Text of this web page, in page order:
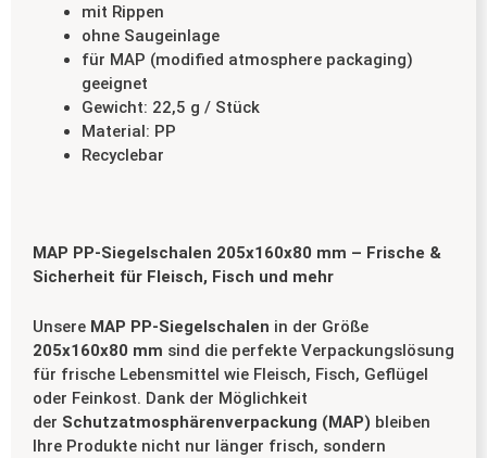
mit Rippen
ohne Saugeinlage
für MAP (modified atmosphere packaging)
geeignet
Gewicht: 22,5 g / Stück
Material: PP
Recyclebar
MAP PP-Siegelschalen 205x160x80 mm – Frische &
Sicherheit für Fleisch, Fisch und mehr
Unsere MAP PP-Siegelschalen in der Größe
205x160x80 mm sind die perfekte Verpackungslösung
für frische Lebensmittel wie Fleisch, Fisch, Geflügel
oder Feinkost. Dank der Möglichkeit
der Schutzatmosphärenverpackung (MAP) bleiben
Ihre Produkte nicht nur länger frisch, sondern